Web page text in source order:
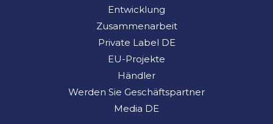
Entwicklung
Zusammenarbeit
Private Label DE
EU-Projekte
Händler
Werden Sie Geschäftspartner
Media DE